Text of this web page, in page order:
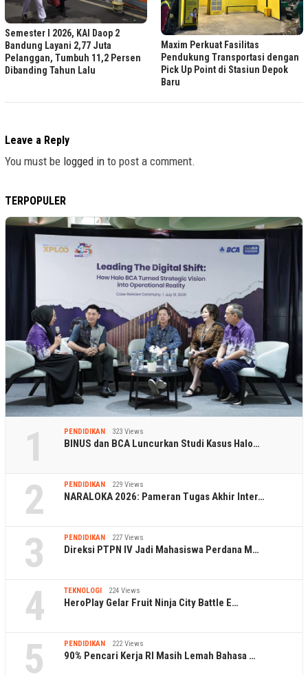
Semester I 2026, KAI Daop 2
Bandung Layani 2,77 Juta
Pelanggan, Tumbuh 11,2 Persen
Dibanding Tahun Lalu
Maxim Perkuat Fasilitas
Pendukung Transportasi dengan
Pick Up Point di Stasiun Depok
Baru
Leave a Reply
You must be logged in to post a comment.
TERPOPULER
1 PENDIDIKAN 323 Views
BINUS dan BCA Luncurkan Studi Kasus Halo…
2 PENDIDIKAN 229 Views
NARALOKA 2026: Pameran Tugas Akhir Inter…
3 PENDIDIKAN 227 Views
Direksi PTPN IV Jadi Mahasiswa Perdana M…
4 TEKNOLOGI 224 Views
HeroPlay Gelar Fruit Ninja City Battle E…
5 PENDIDIKAN 222 Views
90% Pencari Kerja RI Masih Lemah Bahasa …